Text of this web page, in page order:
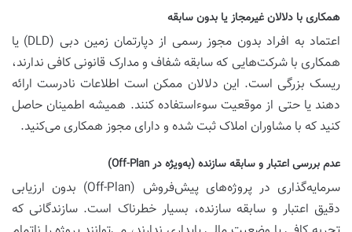
همکاری با دلالان غیرمجاز یا بدون سابقه
اعتماد به افراد بدون مجوز رسمی از دپارتمان زمین دبی (DLD) یا
همکاری با شرکت‌هایی که سابقه شفاف و مدارک قانونی کافی ندارند،
ریسک بزرگی است. این دلالان ممکن است اطلاعات نادرست ارائه
دهند یا حتی از موقعیت سوءاستفاده کنند. همیشه اطمینان حاصل
کنید که با مشاوران املاک ثبت شده و دارای مجوز همکاری می‌کنید.
عدم بررسی اعتبار و سابقه سازنده (به‌ویژه در Off-Plan)
سرمایه‌گذاری در پروژه‌های پیش‌فروش (Off-Plan) بدون ارزیابی
دقیق اعتبار و سابقه سازنده، بسیار خطرناک است. سازندگانی که